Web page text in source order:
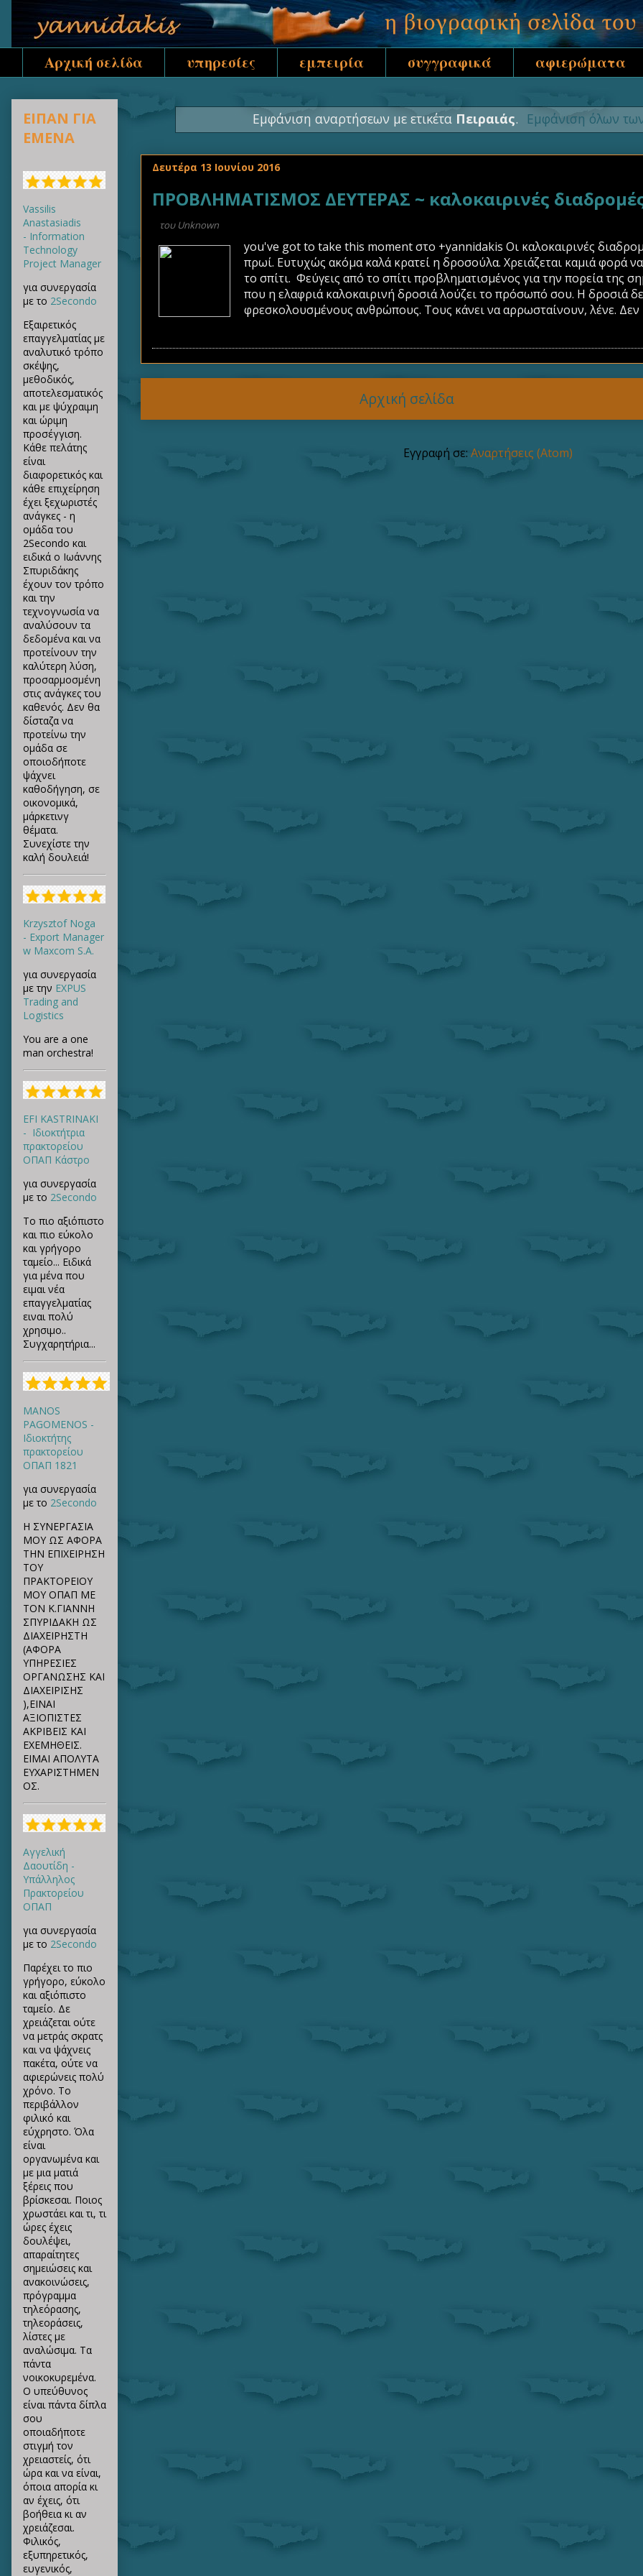
Αρχική σελίδα υπηρεσίες εμπειρία συγγραφικά αφιερώματα
Εμφάνιση αναρτήσεων με ετικέτα Πειραιάς. Εμφάνιση όλων
Δευτέρα 13 Ιουνίου 2016
ΠΡΟΒΛΗΜΑΤΙΣΜΟΣ ΔΕΥΤΕΡΑΣ ~ καλοκαιρινές
του Unknown
you've got to take this moment στο +yannidakis Οι καλοκαιρινές
πρωί. Ευτυχώς ακόμα καλά κρατεί η δροσούλα. Χρειάζεται καμιά φορά
το σπίτι. Φεύγεις από το σπίτι προβληματισμένος για την πορεία της
που η ελαφριά καλοκαιρινή δροσιά λούζει το πρόσωπό σου. Η δροσιά
φρεσκολουσμένους ανθρώπους. Τους κάνει να αρρωσταίνουν, λένε. Δεν
Αρχική σελίδα
Εγγραφή σε: Αναρτήσεις (Atom)
ΕΙΠΑΝ ΓΙΑ
ΕΜΕΝΑ
Vassilis
Anastasiadis
- Information
Technology
Project Manager
για συνεργασία
με το 2Secondo
Εξαιρετικός
επαγγελματίας με
αναλυτικό τρόπο
σκέψης,
μεθοδικός,
αποτελεσματικός
και με ψύχραιμη
και ώριμη
προσέγγιση.
Κάθε πελάτης
είναι
διαφορετικός και
κάθε επιχείρηση
έχει ξεχωριστές
ανάγκες - η
ομάδα του
2Secondo και
ειδικά ο Ιωάννης
Σπυριδάκης
έχουν τον τρόπο
και την
τεχνογνωσία να
αναλύσουν τα
δεδομένα και να
προτείνουν την
καλύτερη λύση,
προσαρμοσμένη
στις ανάγκες του
καθενός. Δεν θα
δίσταζα να
προτείνω την
ομάδα σε
οποιοδήποτε
ψάχνει
καθοδήγηση, σε
οικονομικά,
μάρκετινγ
θέματα.
Συνεχίστε την
καλή δουλειά!
Krzysztof Noga
- Export Manager
w Maxcom S.A.
για συνεργασία
με την EXPUS
Trading and
Logistics
You are a one
man orchestra!
EFI KASTRINAKI
- Ιδιοκτήτρια
πρακτορείου
ΟΠΑΠ Κάστρο
για συνεργασία
με το 2Secondo
Το πιο αξιόπιστο
και πιο εύκολο
και γρήγορο
ταμείο... Ειδικά
για μένα που
ειμαι νέα
επαγγελματίας
ειναι πολύ
χρησιμο..
Συγχαρητήρια...
MANOS
PAGOMENOS -
Ιδιοκτήτης
πρακτορείου
ΟΠΑΠ 1821
για συνεργασία
με το 2Secondo
Η ΣΥΝΕΡΓΑΣΙΑ
ΜΟΥ ΩΣ ΑΦΟΡΑ
ΤΗΝ ΕΠΙΧΕΙΡΗΣΗ
ΤΟΥ
ΠΡΑΚΤΟΡΕΙΟΥ
ΜΟΥ ΟΠΑΠ ΜΕ
ΤΟΝ Κ.ΓΙΑΝΝΗ
ΣΠΥΡΙΔΑΚΗ ΩΣ
ΔΙΑΧΕΙΡΗΣΤΗ
(ΑΦΟΡΑ
ΥΠΗΡΕΣΙΕΣ
ΟΡΓΑΝΩΣΗΣ ΚΑΙ
ΔΙΑΧΕΙΡΙΣΗΣ
),ΕΙΝΑΙ
ΑΞΙΟΠΙΣΤΕΣ
ΑΚΡΙΒΕΙΣ ΚΑΙ
ΕΧΕΜΗΘΕΙΣ.
ΕΙΜΑΙ ΑΠΟΛΥΤΑ
ΕΥΧΑΡΙΣΤΗΜΕΝ
ΟΣ.
Αγγελική
Δαουτίδη -
Υπάλληλος
Πρακτορείου
ΟΠΑΠ
για συνεργασία
με το 2Secondo
Παρέχει το πιο
γρήγορο, εύκολο
και αξιόπιστο
ταμείο. Δε
χρειάζεται ούτε
να μετράς σκρατς
και να ψάχνεις
πακέτα, ούτε να
αφιερώνεις πολύ
χρόνο. Το
περιβάλλον
φιλικό και
εύχρηστο. Όλα
είναι
οργανωμένα και
με μια ματιά
ξέρεις που
βρίσκεσαι. Ποιος
χρωστάει και τι, τι
ώρες έχεις
δουλέψει,
απαραίτητες
σημειώσεις και
ανακοινώσεις,
πρόγραμμα
τηλεόρασης,
τηλεοράσεις,
λίστες με
αναλώσιμα. Τα
πάντα
νοικοκυρεμένα.
Ο υπεύθυνος
είναι πάντα δίπλα
σου
οποιαδήποτε
στιγμή τον
χρειαστείς, ότι
ώρα και να είναι,
όποια απορία κι
αν έχεις, ότι
βοήθεια κι αν
χρειάζεσαι.
Φιλικός,
εξυπηρετικός,
ευγενικός,